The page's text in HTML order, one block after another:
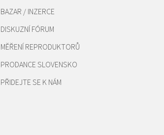
BAZAR / INZERCE
DISKUZNÍ FÓRUM
MĚŘENÍ REPRODUKTORŮ
PRODANCE SLOVENSKO
PŘIDEJTE SE K NÁM